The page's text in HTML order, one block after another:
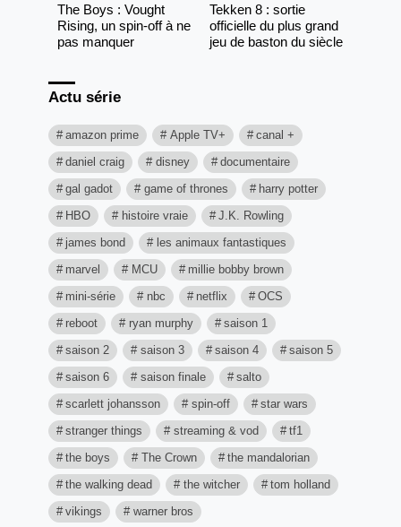
The Boys : Vought
Rising, un spin-off à ne
pas manquer
Tekken 8 : sortie
officielle du plus grand
jeu de baston du siècle
Actu série
amazon prime Apple TV+
canal +
daniel craig
disney
documentaire
gal gadot
game of thrones
harry potter
HBO
histoire vraie
J.K. Rowling
james bond
les animaux fantastiques
marvel
MCU
millie bobby brown
mini-série
nbc netflix
OCS
reboot
ryan murphy
saison 1
saison 2
saison 3 saison 4
saison 5
saison 6
saison finale
salto
scarlett johansson
spin-off
star wars
stranger things
streaming & vod
tf1
the boys
The Crown
the mandalorian
the walking dead
the witcher
tom holland
vikings
warner bros